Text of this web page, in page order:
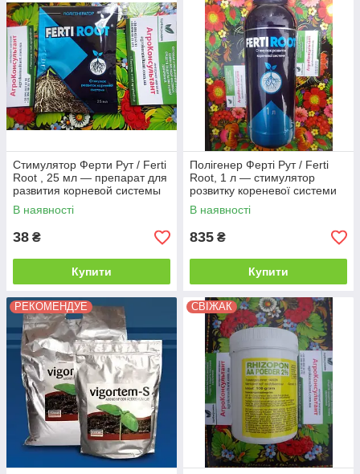
Стимулятор Ферти Рут / Ferti
Root , 25 мл — препарат для
развития корневой системы
В наявності
38 ₴
Купити
Полігенер Ферті Рут / Ferti
Root, 1 л — стимулятор
розвитку кореневої системи
В наявності
835 ₴
Купити
РЕКОМЕНДУЕ СВІЖАК